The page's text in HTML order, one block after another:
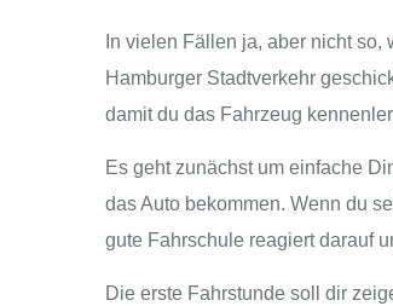
In vielen Fällen ja, aber nicht
Hamburger Stadtverkehr
damit du das Fahrzeug
Es geht zunächst um einfache
das Auto bekommen. Wenn du
gute Fahrschule reagiert darauf
Die erste Fahrstunde soll dir